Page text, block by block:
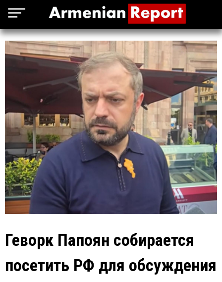
Геворк Папоян собирается
посетить РФ для обсуждения